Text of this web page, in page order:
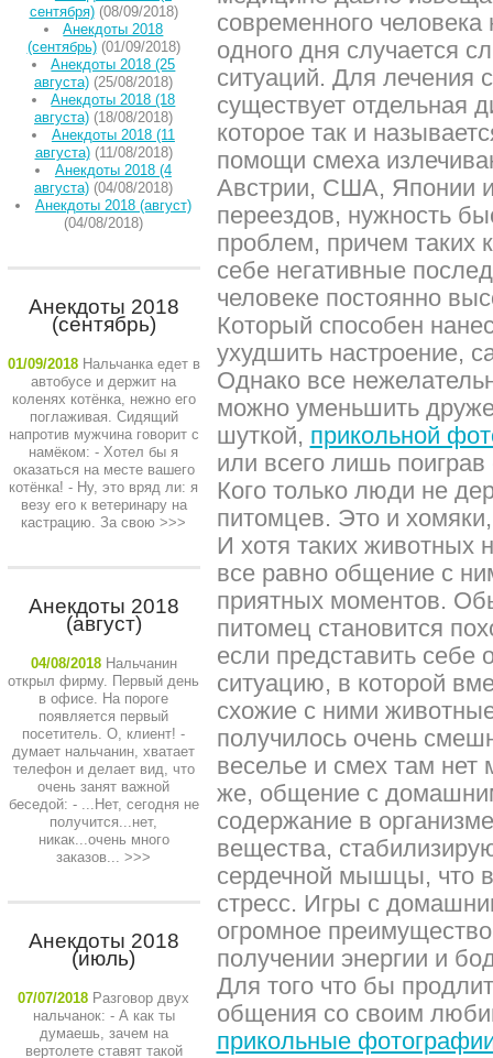
сентября)(08/09/2018)
Анекдоты 2018
(сентябрь)(01/09/2018)
Анекдоты 2018 (25
августа) (25/08/2018)
Анекдоты 2018 (18
августа) (18/08/2018)
Анекдоты 2018 (11
августа)(11/08/2018)
Анекдоты 2018 (4
августа) (04/08/2018)
Анекдоты 2018 (август)
(04/08/2018)
Анекдоты 2018
(сентябрь)
01/09/2018 Нальчанка едет в
автобусе и держит на
коленях котёнка, нежно его
поглаживая. Сидящий
напротив мужчина говорит с
намёком: - Хотел бы я
оказаться на месте вашего
котёнка! - Ну, это вряд ли: я
везу его к ветеринару на
кастрацию. За свою >>>
Анекдоты 2018
(август)
04/08/2018 Нальчанин
открыл фирму. Первый день
в офисе. На пороге
появляется первый
посетитель. О, клиент! -
думает нальчанин, хватает
телефон и делает вид, что
очень занят важной
беседой: - ...Нет, сегодня не
получится...нет,
никак...очень много
заказов... >>>
Анекдоты 2018
(июль)
07/07/2018 Разговор двух
нальчанок: - А как ты
думаешь, зачем на
вертолете ставят такой
современного
одного дня случается
ситуаций. Для лечения
существует отдельная
которое так и
помощи смеха
Австрии, США, Японии и
переездов, нужность
проблем, причем таких
себе негативные
человеке постоянно
Который способен
ухудшить настроение,
Однако все
можно уменьшить
шуткой, прикольной
или всего лишь
Кого только люди не
питомцев. Это и
И хотя таких животных
все равно общение с
приятных моментов.
питомец становится
если представить
ситуацию, в которой
схожие с ними
получилось очень
веселье и смех там нет
же, общение с
содержание в
вещества,
сердечной мышцы, что
стресс. Игры с
огромное
получении энергии и
Для того что бы
общения со своим
прикольные